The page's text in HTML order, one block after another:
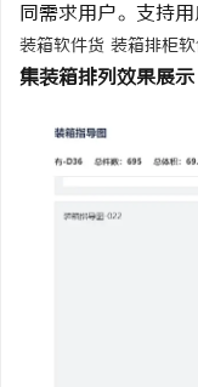
同需求用户。支持
装箱软件货 装箱排柜
集装箱排列效果展示